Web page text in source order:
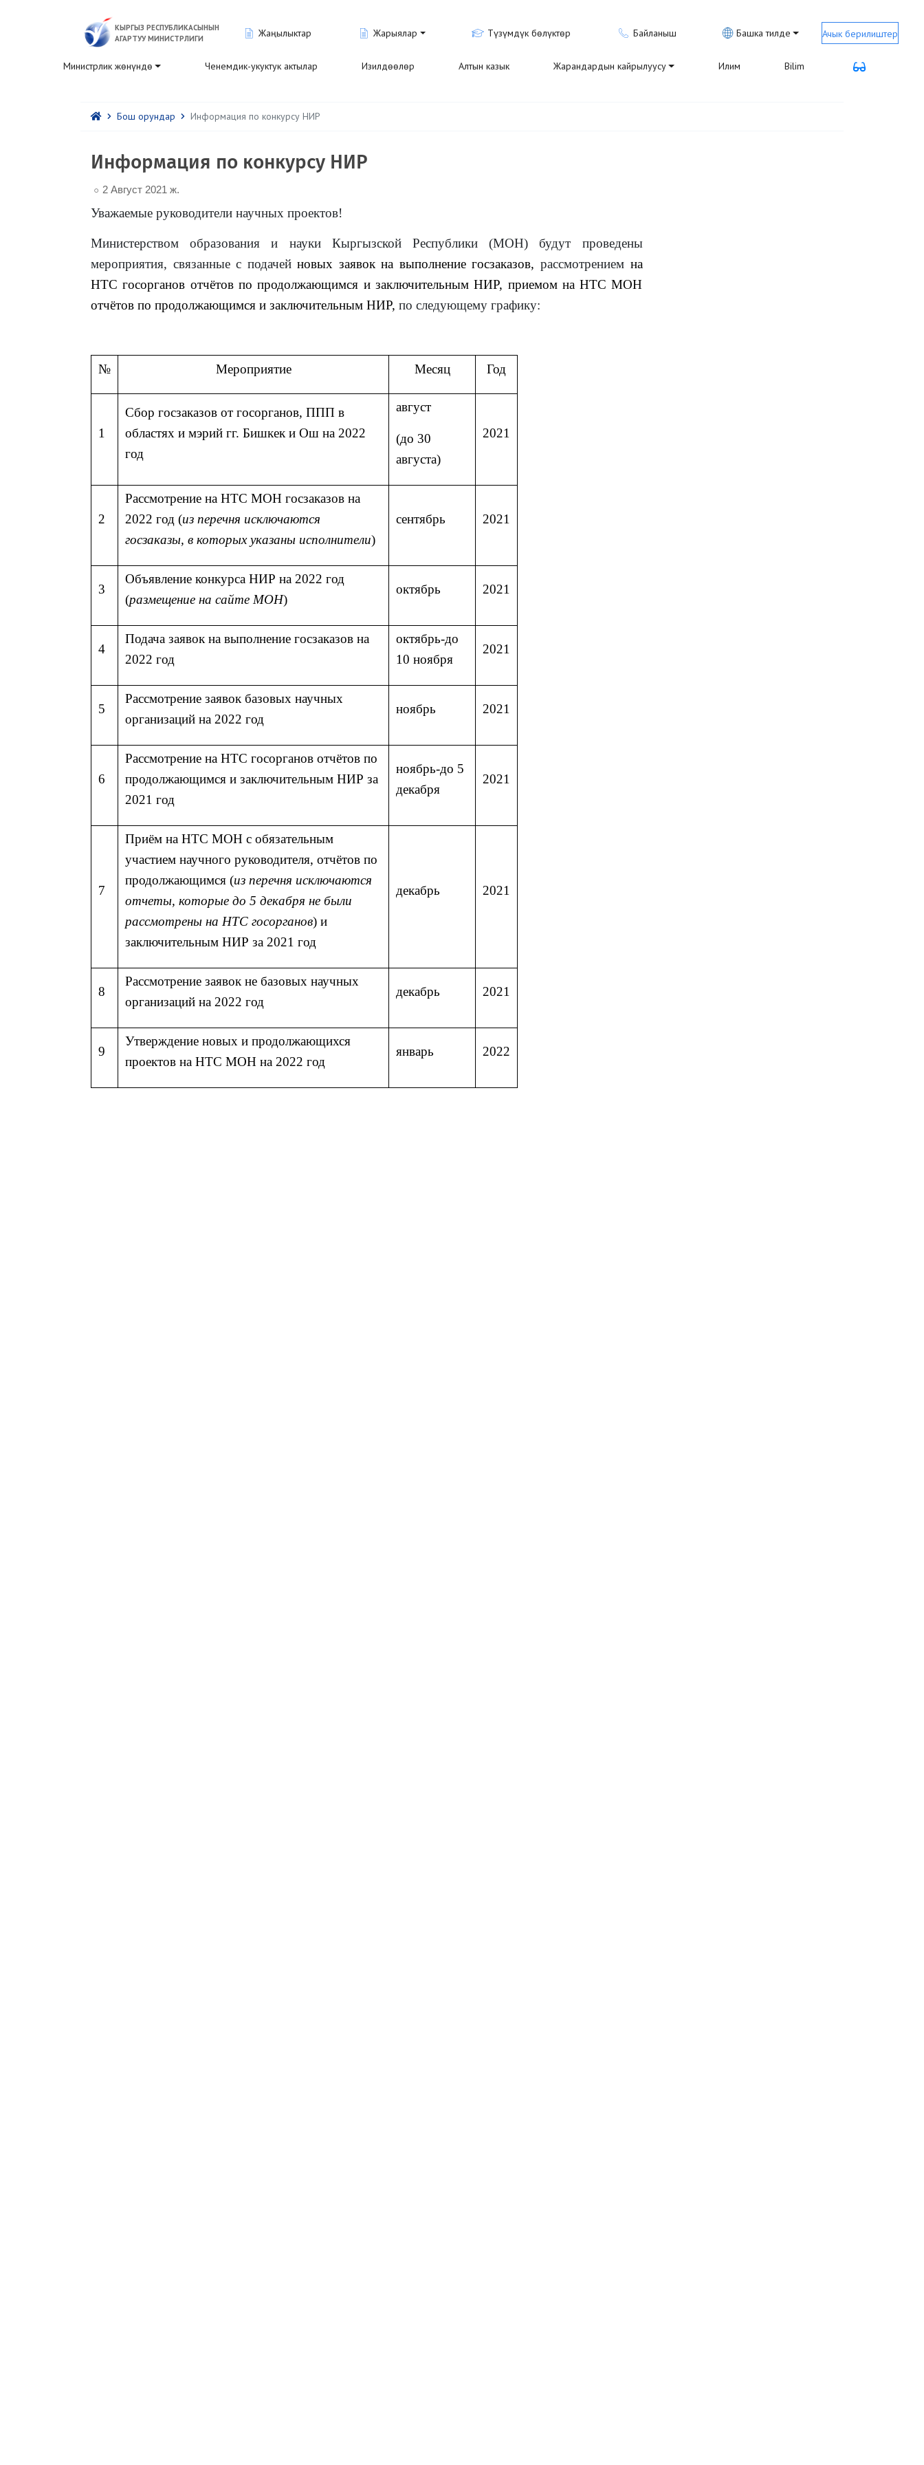
КЫРГЫЗ РЕСПУБЛИКАСЫНЫН
АГАРТУУ МИНИСТРЛИГИ
Жаңылыктар Жарыялар Түзүмдүк бөлүктөр Байланыш Башка тилде Ачык берилиштер
Министрлик жөнүндө Ченемдик-укуктук актылар Изилдөөлөр Алтын казык Жарандардын кайрылуусу Илим Bilim
Бош орундар Информация по конкурсу НИР
Информация по конкурсу НИР
2 Август 2021 ж.
Уважаемые руководители научных проектов!
Министерством образования и науки Кыргызской Республики (МОН) будут проведены
мероприятия, связанные с подачейновых заявок на выполнение госзаказов, рассмотрениемна
НТС госорганов отчётов по продолжающимся и заключительным НИР, приемом на НТС МОН
отчётов по продолжающимся и заключительным НИР, по следующему графику:
№ Мероприятие Месяц Год
1
Сбор госзаказов от госорганов, ППП в
областях и мэрий гг. Бишкек и Ош на 2022
год
август
(до 30
августа)
2021
2
Рассмотрение на НТС МОН госзаказов на
2022 год (из перечня исключаются
госзаказы, в которых указаны исполнители)
сентябрь 2021
3
Объявление конкурса НИР на 2022 год
(размещение на сайте МОН)
октябрь 2021
4
Подача заявок на выполнение госзаказов на
2022 год
октябрь-до
10 ноября
2021
5
Рассмотрение заявок базовых научных
организаций на 2022 год
ноябрь 2021
6
Рассмотрение на НТС госорганов отчётов по
продолжающимся и заключительным НИР за
2021 год
ноябрь-до 5
декабря
2021
7
Приём на НТС МОН с обязательным
участием научного руководителя, отчётов по
продолжающимся (из перечня исключаются
отчеты, которые до 5 декабря не были
рассмотрены на НТС госорганов) и
заключительным НИР за 2021 год
декабрь 2021
8
Рассмотрение заявок не базовых научных
организаций на 2022 год
декабрь 2021
9
Утверждение новых и продолжающихся
проектов на НТС МОН на 2022 год
январь 2022